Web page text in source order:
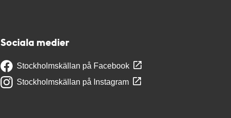
Sociala medier
Stockholmskällan på Facebook
Stockholmskällan på Instagram